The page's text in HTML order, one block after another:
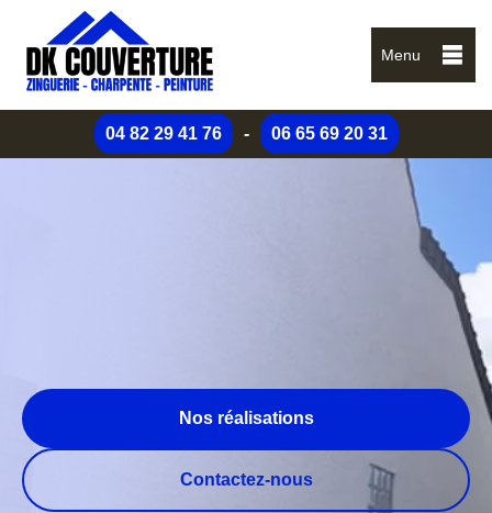
Menu
04 82 29 41 76 - 06 65 69 20 31
Nos réalisations
Contactez-nous